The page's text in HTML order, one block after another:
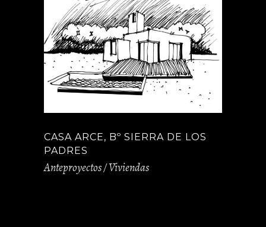
CASA ARCE, Bº SIERRA DE LOS
PADRES
Anteproyectos / Viviendas